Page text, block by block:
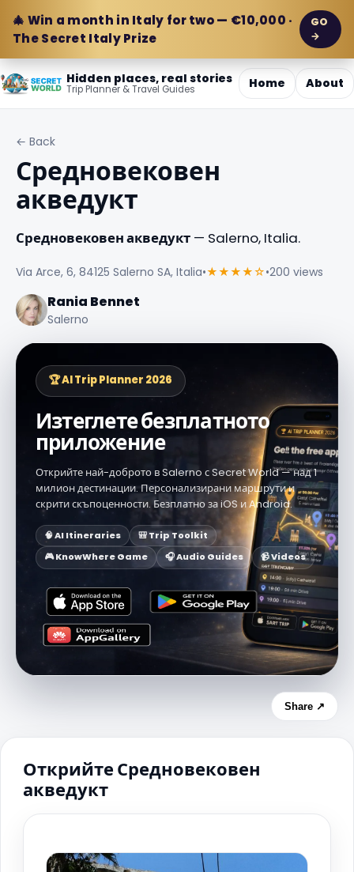
🎄 Win a month in Italy for two — €10,000 ·
The Secret Italy Prize
GO
→
Hidden places, real stories
Trip Planner & Travel Guides Home About
← Back
Средновековен
акведукт
Средновековен акведукт — Salerno, Italia.
Via Arce, 6, 84125 Salerno SA, Italia•★★★★☆•200 views
Rania Bennet
Salerno
🏆 AI Trip Planner 2026
Изтеглете безплатното
приложение
Открийте най-доброто в Salerno с Secret World — над 1
милион дестинации. Персонализирани маршрути и
скрити скъпоценности. Безплатно за iOS и Android.
🧠 AI Itineraries
🎒 Trip Toolkit
🎮 KnowWhere Game
🎧 Audio Guides 📹 Videos
Share ↗
Открийте Средновековен
акведукт